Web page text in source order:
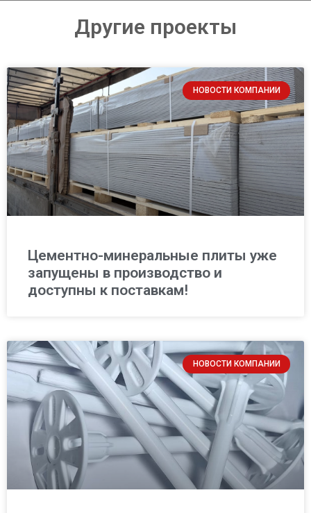
Loading PDF 100% ...
Другие проекты
НОВОСТИ КОМПАНИИ
Цементно-минеральные плиты уже
запущены в производство и
доступны к поставкам!
НОВОСТИ КОМПАНИИ